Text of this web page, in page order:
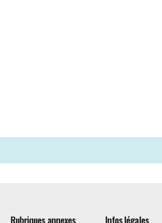
Rubriques annexes Infos légales